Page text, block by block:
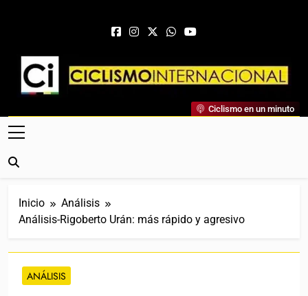
Ciclismo Internacional
Web Dedicada Al Ciclismo Mundial. Entrevistas, Análisis,
Crónicas, Previas Y Más. La Web Ciclista De Referencia.
Ciclismo en un minuto
Inicio
Análisis
Análisis-Rigoberto Urán: más rápido y agresivo
ANÁLISIS